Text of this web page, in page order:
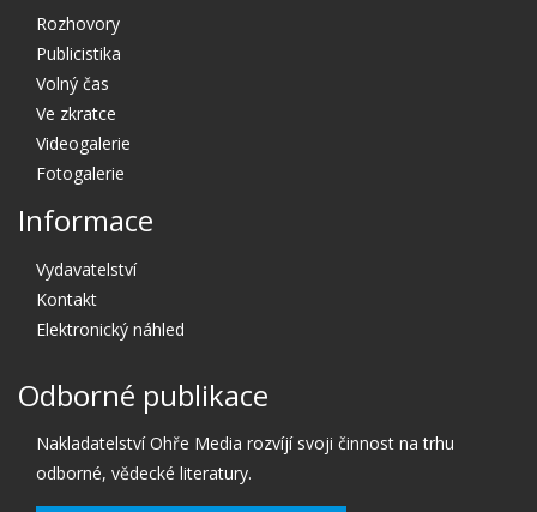
Rozhovory
Publicistika
Volný čas
Ve zkratce
Videogalerie
Fotogalerie
Informace
Vydavatelství
Kontakt
Elektronický náhled
Odborné publikace
Nakladatelství Ohře Media rozvíjí svoji činnost na trhu
odborné, vědecké literatury.